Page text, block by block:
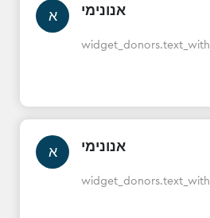
א אנונימי
widget_donors.text_with
א אנונימי
widget_donors.text_with